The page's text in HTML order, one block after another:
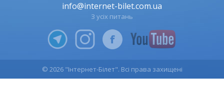
info@internet-bilet.com.ua
З усіх питань
© 2026 "Інтернет-Білет". Всі права захищені